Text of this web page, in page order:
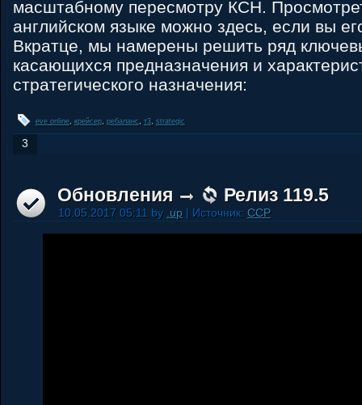
масштабному пересмотру КСН.
английском языке можно здесь, если вы
Вкратце, мы намерены решить ряд
касающихся предназначения и
стратегического назначения:
eve online, крейсер, ребаланс т3, strategic
3
Обновления Релиз 119.5
10.05.2017 05:11 by .up | Источник: CCP